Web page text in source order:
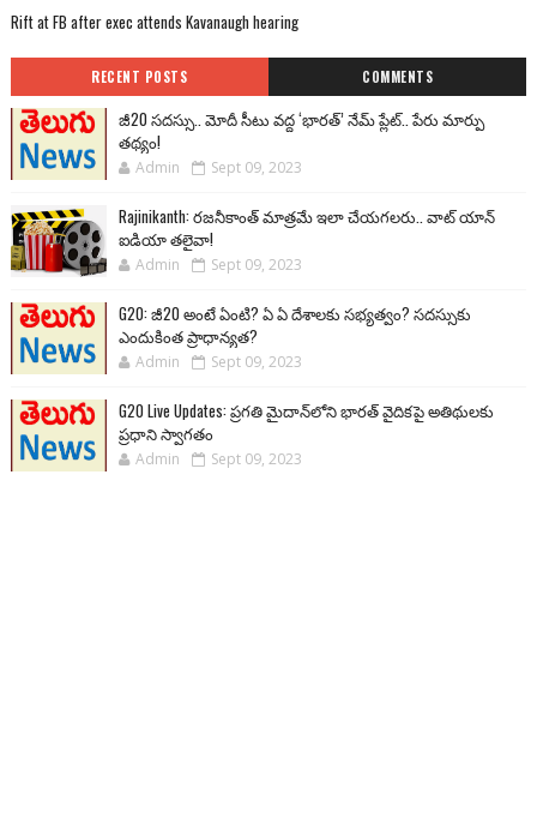
Rift at FB after exec attends Kavanaugh hearing
RECENT POSTS COMMENTS
జీ20 సదస్సు.. మోదీ సీటు వద్ద ‘భారత్’ నేమ్ ప్లేట్‌.. పేరు మార్పు
తథ్యం!
Admin Sept 09, 2023
Rajinikanth: రజనీకాంత్ మాత్రమే ఇలా చేయగలరు.. వాట్ యాన్
ఐడియా తలైవా!
Admin Sept 09, 2023
G20: జీ20 అంటే ఏంటి? ఏ ఏ దేశాలకు సభ్యత్వం? సదస్సుకు
ఎందుకింత ప్రాధాన్యత?
Admin Sept 09, 2023
G20 Live Updates: ప్రగతి మైదాన్‌లోని భారత్ వైదికపై అతిథులకు
ప్రధాని స్వాగతం
Admin Sept 09, 2023